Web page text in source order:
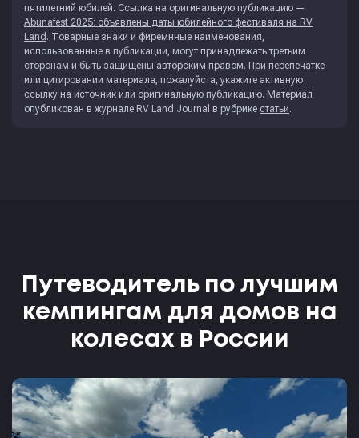
пятилетний юбилей. Ссылка на оригинальную публикацию —
Abunafest 2025: объявлены даты юбилейного фестиваля на RV
Land . Товарные знаки и фиремнные наименования,
использованные в публикации, могут принадлежать третьим
сторонам и быть защищены авторским правом. При перепечатке
или цитировании материала, пожалуйста, укажите активную
ссылку на источник или оригинальную публикацию. Материал
опубликован в журнале RV Land Journal в рубрике статьи.
Путеводитель по лучшим
кемпингам для домов на
колесах в России